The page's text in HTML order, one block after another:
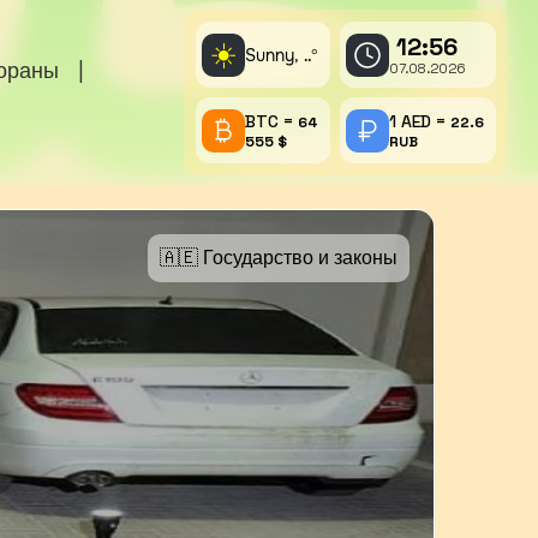
☀️ Sunny, ..° 12:56
07.08.2026
BTC = 64
555 $
1 AED = 22.6
RUB
🇦🇪 Государство и законы